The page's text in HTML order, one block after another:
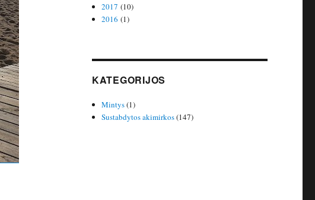
2017 (10)
2016 (1)
KATEGORIJOS
Mintys(1)
Sustabdytos akimirkos(147)